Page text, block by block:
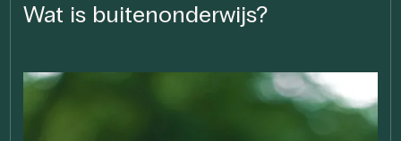
Wat is buitenonderwijs?